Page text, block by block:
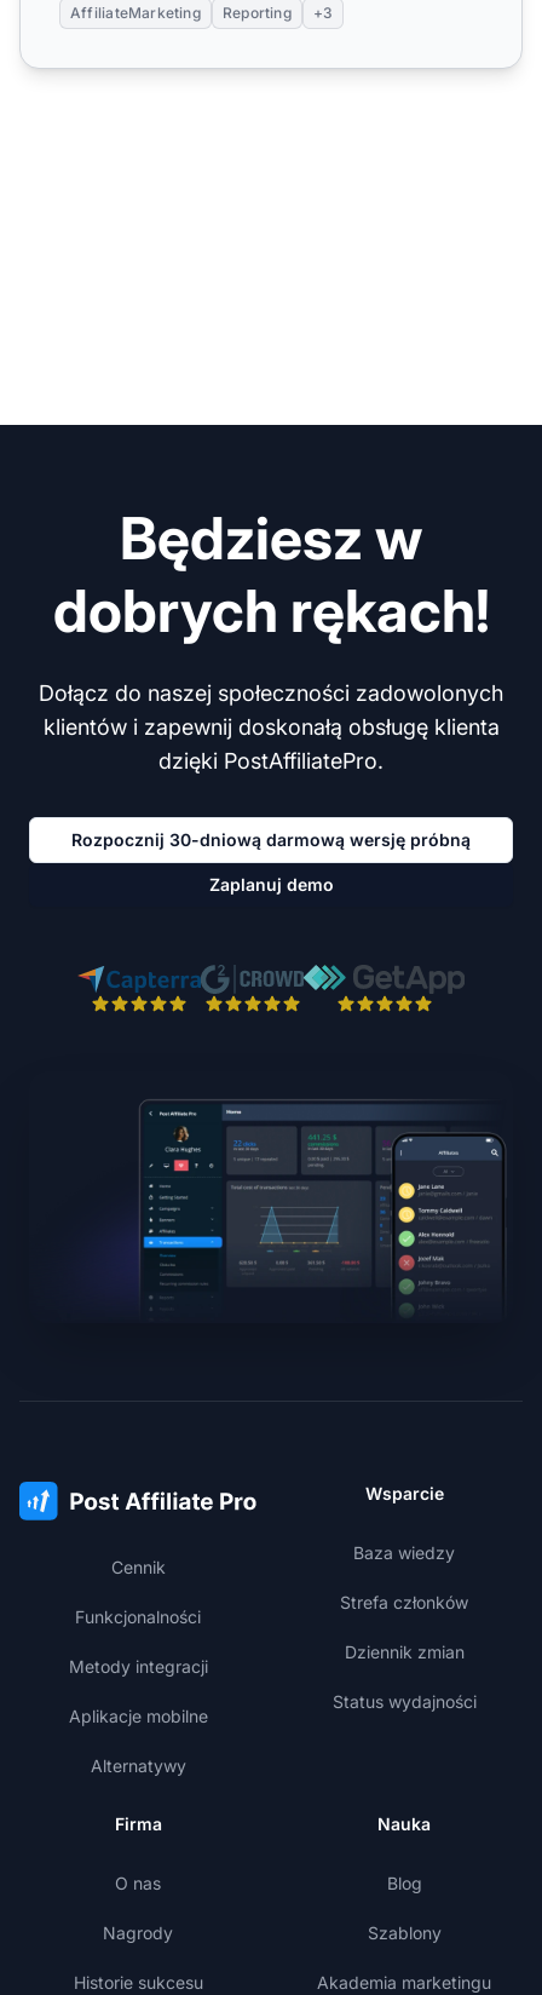
AffiliateMarketing Reporting +3
Będziesz w
dobrych rękach!
Dołącz do naszej społeczności zadowolonych
klientów i zapewnij doskonałą obsługę klienta
dzięki PostAffiliatePro.
Rozpocznij 30-dniową darmową wersję próbną
Zaplanuj demo
Cennik
Funkcjonalności
Metody integracji
Aplikacje mobilne
Alternatywy
Wsparcie
Baza wiedzy
Strefa członków
Dziennik zmian
Status wydajności
Firma
O nas
Nagrody
Historie sukcesu
Nauka
Blog
Szablony
Akademia marketingu